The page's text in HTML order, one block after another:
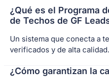
¿Qué es el Programa
de Techos de GF
Un sistema que conecta a
verificados y de alta calidad.
¿Cómo garantizan la